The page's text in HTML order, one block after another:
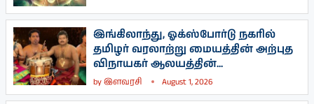
இங்கிலாந்து, ஓக்ஸ்போர்டு நகரில்
தமிழர் வரலாற்று மையத்தின் அற்புத
விநாயகர் ஆலயத்தின்...
byஇளவரசி August 1, 2026